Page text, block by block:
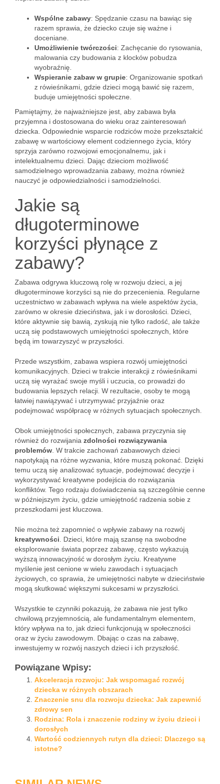
Wspólne zabawy: Spędzanie czasu na bawiąc się
razem sprawia, że dziecko czuje się ważne i
doceniane.
Umożliwienie twórczości: Zachęcanie do rysowania,
malowania czy budowania z klocków pobudza
wyobraźnię.
Wspieranie zabaw w grupie: Organizowanie spotkań
z rówieśnikami, gdzie dzieci mogą bawić się razem,
buduje umiejętności społeczne.
Pamiętajmy, że najważniejsze jest, aby zabawa była
przyjemna i dostosowana do wieku oraz zainteresowań
dziecka. Odpowiednie wsparcie rodziców może przekształcić
zabawę w wartościowy element codziennego życia, który
sprzyja zarówno rozwojowi emocjonalnemu, jak i
intelektualnemu dzieci. Dając dzieciom możliwość
samodzielnego wprowadzania zabawy, można również
nauczyć je odpowiedzialności i samodzielności.
Jakie są
długoterminowe
korzyści płynące z
zabawy?
Zabawa odgrywa kluczową rolę w rozwoju dzieci, a jej
długoterminowe korzyści są nie do przecenienia. Regularne
uczestnictwo w zabawach wpływa na wiele aspektów życia,
zarówno w okresie dzieciństwa, jak i w dorosłości. Dzieci,
które aktywnie się bawią, zyskują nie tylko radość, ale także
uczą się podstawowych umiejętności społecznych, które
będą im towarzyszyć w przyszłości.
Przede wszystkim, zabawa wspiera rozwój umiejętności
komunikacyjnych. Dzieci w trakcie interakcji z rówieśnikami
uczą się wyrażać swoje myśli i uczucia, co prowadzi do
budowania lepszych relacji. W rezultacie, osoby te mogą
łatwiej nawiązywać i utrzymywać przyjaźnie oraz
podejmować współpracę w różnych sytuacjach społecznych.
Obok umiejętności społecznych, zabawa przyczynia się
również do rozwijania zdolności rozwiązywania
problemów . W trakcie zachowań zabawowych dzieci
napotykają na różne wyzwania, które muszą pokonać. Dzięki
temu uczą się analizować sytuacje, podejmować decyzje i
wykorzystywać kreatywne podejścia do rozwiązania
konfliktów. Tego rodzaju doświadczenia są szczególnie cenne
w późniejszym życiu, gdzie umiejętność radzenia sobie z
przeszkodami jest kluczowa.
Nie można też zapomnieć o wpływie zabawy na rozwój
kreatywności . Dzieci, które mają szansę na swobodne
eksplorowanie świata poprzez zabawę, często wykazują
wyższą innowacyjność w dorosłym życiu. Kreatywne
myślenie jest cenione w wielu zawodach i sytuacjach
życiowych, co sprawia, że umiejętności nabyte w dzieciństwie
mogą skutkować większymi sukcesami w przyszłości.
Wszystkie te czynniki pokazują, że zabawa nie jest tylko
chwilową przyjemnością, ale fundamentalnym elementem,
który wpływa na to, jak dzieci funkcjonują w społeczności
oraz w życiu zawodowym. Dbając o czas na zabawę,
inwestujemy w rozwój naszych dzieci i ich przyszłość.
Powiązane Wpisy:
Akceleracja rozwoju: Jak wspomagać rozwój
dziecka w różnych obszarach
Znaczenie snu dla rozwoju dziecka: Jak zapewnić
zdrowy sen
Rodzina: Rola i znaczenie rodziny w życiu dzieci i
dorosłych
Wartość codziennych rutyn dla dzieci: Dlaczego są
istotne?